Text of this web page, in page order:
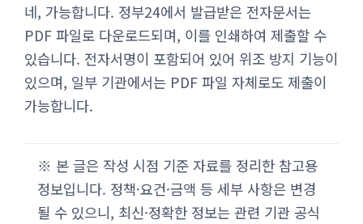
네, 가능합니다. 정부24에서 발급받은 전자문서는
PDF 파일로 다운로드되며, 이를 인쇄하여 제출할 수
있습니다. 전자서명이 포함되어 있어 위조 방지 기능이
있으며, 일부 기관에서는 PDF 파일 자체로도 제출이
가능합니다.
※ 본 글은 작성 시점 기준 자료를 정리한 참고용
정보입니다. 정책·요건·금액 등 세부 사항은 변경
될 수 있으니, 최신·정확한 정보는 관련 기관 공식